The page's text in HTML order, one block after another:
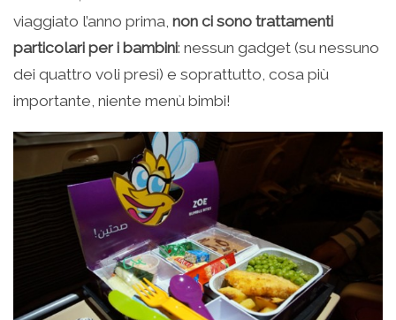
viaggiato l’anno prima, non ci sono trattamenti
particolari per i bambini: nessun gadget (su nessuno
dei quattro voli presi) e soprattutto, cosa più
importante, niente menù bimbi!